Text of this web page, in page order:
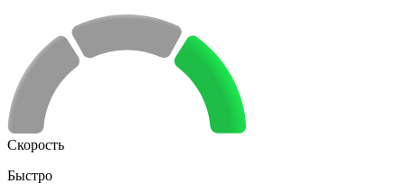
Скорость
Быстро